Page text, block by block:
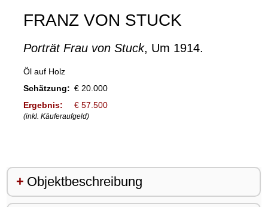
FRANZ VON STUCK
Porträt Frau von Stuck, Um 1914.
Öl auf Holz
Schätzung: € 20.000
Ergebnis:
€ 57.500
(inkl. Käuferaufgeld)
Objektbeschreibung